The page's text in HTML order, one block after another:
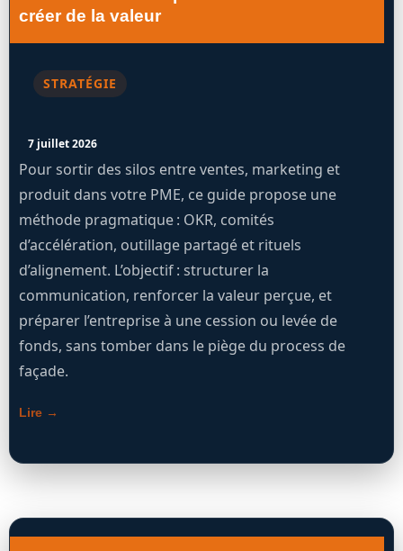
créer de la valeur
STRATÉGIE
7 juillet 2026
Pour sortir des silos entre ventes, marketing et
produit dans votre PME, ce guide propose une
méthode pragmatique : OKR, comités
d’accélération, outillage partagé et rituels
d’alignement. L’objectif : structurer la
communication, renforcer la valeur perçue, et
préparer l’entreprise à une cession ou levée de
fonds, sans tomber dans le piège du process de
façade.
Lire →